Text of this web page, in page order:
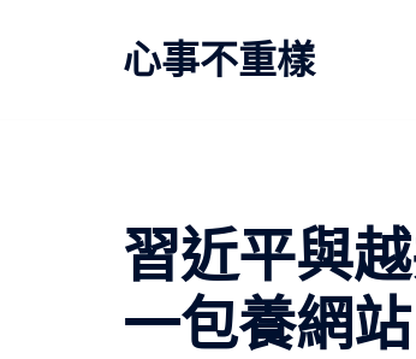
心事不重樣
習近平與
一包養網
文
章